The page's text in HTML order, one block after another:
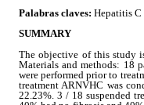
Palabras claves: Hepatitis
SUMMARY
The objective of this study
Materials and methods: 18
were performed prior to
treatment ARNVHC was
22.23%. 3 / 18 suspended